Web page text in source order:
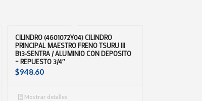
CILINDRO (4601072Y04) CILINDRO
PRINCIPAL MAESTRO FRENO TSURU III
B13-SENTRA / ALUMINIO CON DEPOSITO
– REPUESTO 3/4″
$948.60
Mostrar detalles